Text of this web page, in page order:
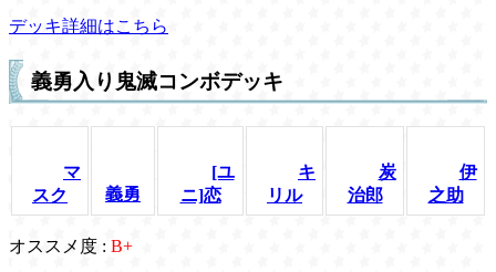
デッキ詳細はこちら
義勇入り鬼滅コンボデッキ
マ
スク
義勇
[ユ
ニ]恋
キ
リル
炭
治郎
伊
之助
オススメ度 : B+